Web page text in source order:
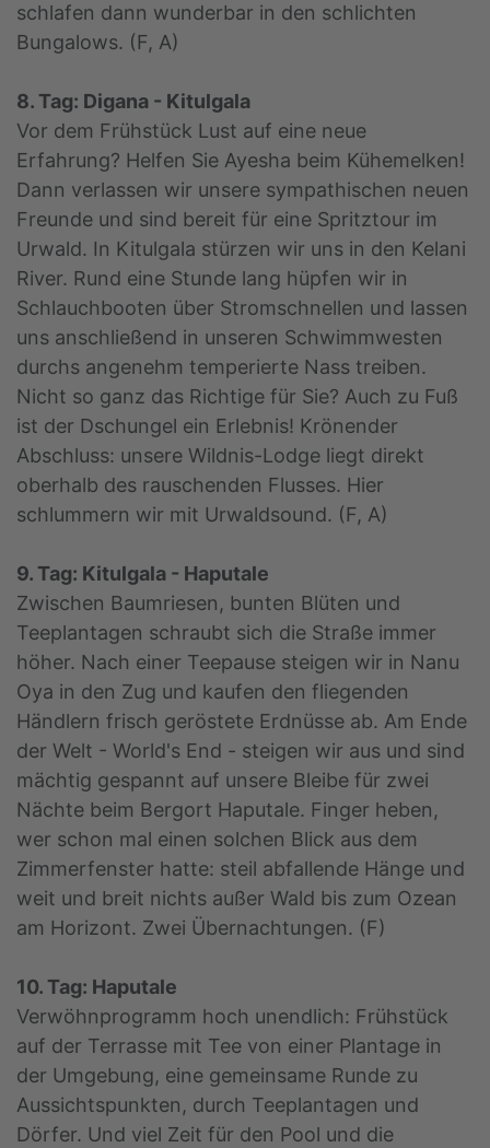
schlafen dann wunderbar in den schlichten
Bungalows. (F, A)
8. Tag: Digana - Kitulgala
Vor dem Frühstück Lust auf eine neue
Erfahrung? Helfen Sie Ayesha beim Kühemelken!
Dann verlassen wir unsere sympathischen neuen
Freunde und sind bereit für eine Spritztour im
Urwald. In Kitulgala stürzen wir uns in den Kelani
River. Rund eine Stunde lang hüpfen wir in
Schlauchbooten über Stromschnellen und lassen
uns anschließend in unseren Schwimmwesten
durchs angenehm temperierte Nass treiben.
Nicht so ganz das Richtige für Sie? Auch zu Fuß
ist der Dschungel ein Erlebnis! Krönender
Abschluss: unsere Wildnis-Lodge liegt direkt
oberhalb des rauschenden Flusses. Hier
schlummern wir mit Urwaldsound. (F, A)
9. Tag: Kitulgala - Haputale
Zwischen Baumriesen, bunten Blüten und
Teeplantagen schraubt sich die Straße immer
höher. Nach einer Teepause steigen wir in Nanu
Oya in den Zug und kaufen den fliegenden
Händlern frisch geröstete Erdnüsse ab. Am Ende
der Welt - World's End - steigen wir aus und sind
mächtig gespannt auf unsere Bleibe für zwei
Nächte beim Bergort Haputale. Finger heben,
wer schon mal einen solchen Blick aus dem
Zimmerfenster hatte: steil abfallende Hänge und
weit und breit nichts außer Wald bis zum Ozean
am Horizont. Zwei Übernachtungen. (F)
10. Tag: Haputale
Verwöhnprogramm hoch unendlich: Frühstück
auf der Terrasse mit Tee von einer Plantage in
der Umgebung, eine gemeinsame Runde zu
Aussichtspunkten, durch Teeplantagen und
Dörfer. Und viel Zeit für den Pool und die